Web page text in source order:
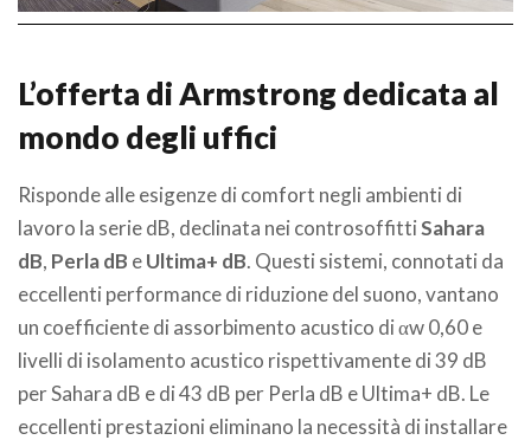
L’offerta di Armstrong dedicata al
mondo degli uffici
Risponde alle esigenze di comfort negli ambienti di
lavoro la serie dB, declinata nei controsoffittiSahara
dB, Perla dB eUltima+ dB. Questi sistemi, connotati da
eccellenti performance di riduzione del suono, vantano
un coefficiente di assorbimento acustico di αw 0,60 e
livelli di isolamento acustico rispettivamente di 39 dB
per Sahara dB e di 43 dB per Perla dB e Ultima+ dB. Le
eccellenti prestazioni eliminano la necessità di installare